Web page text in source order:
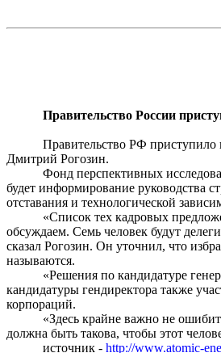
Правительство России
Правительство РФ
Дмитрий Рогозин.
Фонд перспективных
будет информирование руководства
отставания и технологической
«Список тех кадровых
обсуждаем. Семь человек будут
сказал Рогозин. Он уточнил, что
называются.
«Решения по кандидатуре
кандидатуры гендиректора также
корпораций.
«Здесь крайне важно не
должна быть такова, чтобы этот
источник -http://www.atomic-